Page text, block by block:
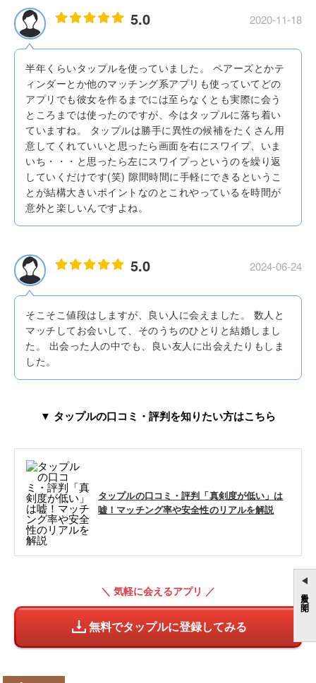
目次を開く
5.0 2020-11-18
半年くらいタップルを使っていました。 ペアーズとかテ
ィンダーとか他のマッチング系アプリも使っていてどの
アプリでも彼女を作るまでには至らなくとも実際に会う
ところまでは使ったのですが、今はタップルに落ち着い
ていますね。 タップルは勝手に異性の候補をたくさん用
意してくれていいと思ったら画面を右にスワイプ、いま
いち・・・と思ったら左にスワイプっというのを繰り返
していくだけです(笑) 隙間時間に手軽にできるというこ
とが結構大きいポイントなのとこれやっているを時間が
意外と楽しいんですよね。
5.0 2024-06-24
そこそこ値段はしますが、良い人に会えました。 数人と
マッチしてお会いして、そのうちのひとりと結婚しまし
た。 出会った人の中でも、良い友人に出会えたりもしま
した。
▼ タップルの口コミ・評判を知りたい方はこちら
タップルの口コミ・評判「真剣度が低い」は
嘘！マッチング率や安全性のリアルを解説
＼ 気軽に会えるアプリ ／
無料でタップルに登録してみる